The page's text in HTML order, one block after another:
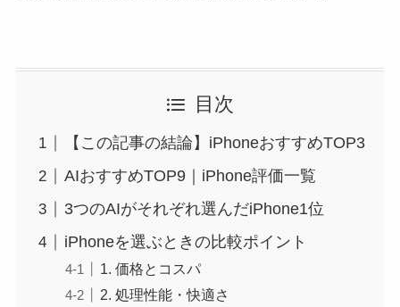
目次
【この記事の結論】iPhoneおすすめTOP3
AIおすすめTOP9｜iPhone評価一覧
3つのAIがそれぞれ選んだiPhone1位
iPhoneを選ぶときの比較ポイント
1. 価格とコスパ
2. 処理性能・快適さ